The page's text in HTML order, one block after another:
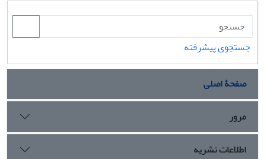
جستجوی پیشرفته
صفحۀ اصلی
مرور
اطلاعات نشریه